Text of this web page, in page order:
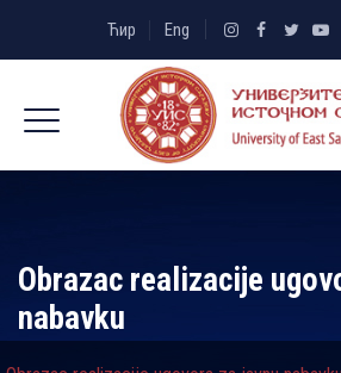
Ћир Eng
Obrazac realizacije
nabavku